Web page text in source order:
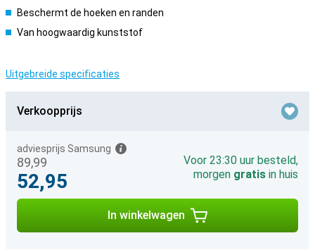
Beschermt de hoeken en randen
Van hoogwaardig kunststof
Uitgebreide specificaties
Verkoopprijs
89,99
adviesprijs Samsung
52,95
Voor 23:30 uur besteld,
morgen gratis in huis
In winkelwagen